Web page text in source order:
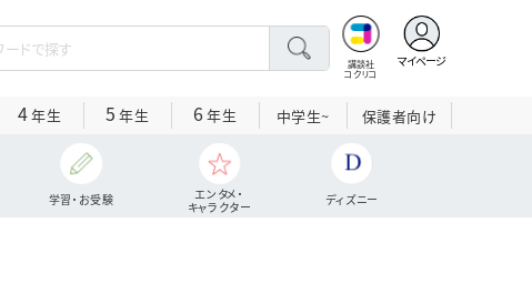
講談社
コクリコ
マイページ
4年生 5 年生 6 年生 中学生~ 保護者向け
学習・お受験
エンタメ・
キャラクター
ディズニー